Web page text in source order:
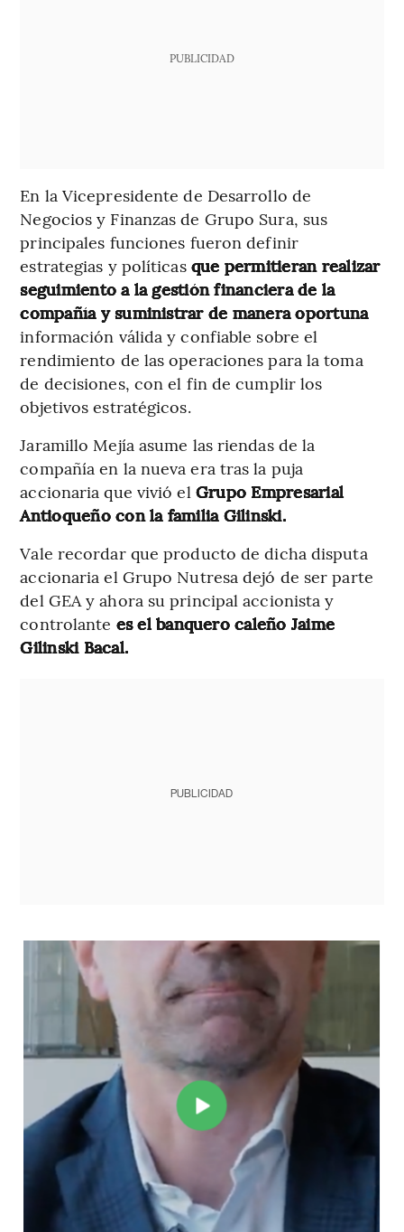
PUBLICIDAD
En la Vicepresidente de Desarrollo de
Negocios y Finanzas de Grupo Sura, sus
principales funciones fueron definir
estrategias y políticas que permitieran realizar
seguimiento a la gestión financiera de la
compañía y suministrar de manera oportuna
información válida y confiable sobre el
rendimiento de las operaciones para la toma
de decisiones, con el fin de cumplir los
objetivos estratégicos.
Jaramillo Mejía asume las riendas de la
compañía en la nueva era tras la puja
accionaria que vivió elGrupo Empresarial
Antioqueño con la familia Gilinski.
Vale recordar que producto de dicha disputa
accionaria el Grupo Nutresa dejó de ser parte
del GEA y ahora su principal accionista y
controlante es el banquero caleño Jaime
Gilinski Bacal.
PUBLICIDAD